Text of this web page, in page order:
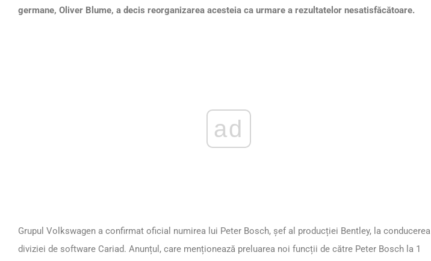
germane, Oliver Blume, a decis reorganizarea acesteia ca urmare a rezultatelor nesatisfăcătoare.
ad
Grupul Volkswagen a confirmat oficial numirea lui Peter Bosch, șef al producției Bentley, la conducerea
diviziei de software Cariad. Anunțul, care menționează preluarea noi funcții de către Peter Bosch la 1